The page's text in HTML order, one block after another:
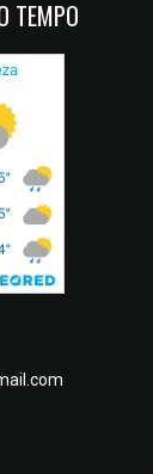
TEMPO